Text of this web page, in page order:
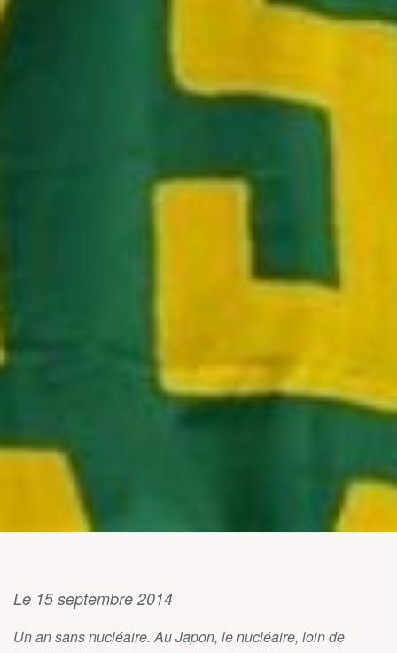
Le 15 septembre 2014
Un an sans nucléaire. Au Japon, le nucléaire, loin de